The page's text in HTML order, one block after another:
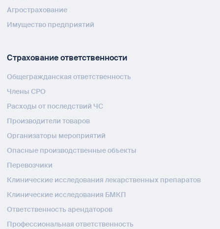
Агрострахование
Имущество предприятий
Страхование ответственности
Общегражданская ответственность
Члены СРО
Расходы от последствий ЧС
Производители товаров
Организаторы мероприятий
Опасные производственные объекты
Перевозчики
Клинические исследования лекарственных препаратов
Клинические исследования БМКП
Ответственность арендаторов
Профессиональная ответственность